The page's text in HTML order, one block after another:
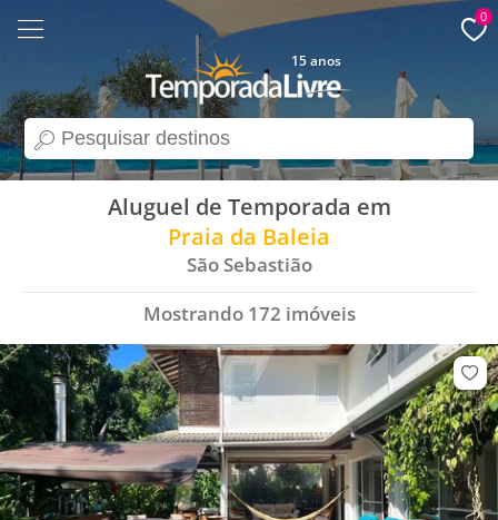
search
15 anos
0
Aluguel de Temporada em
Praia da Baleia
São Sebastião
Mostrando 172 imóveis